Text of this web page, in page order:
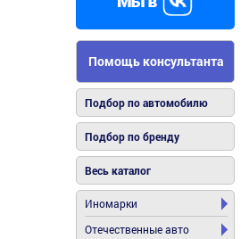
Помощь консультанта
Подбор по автомобилю
Подбор по бренду
Весь каталог
Иномарки
Отечественные авто